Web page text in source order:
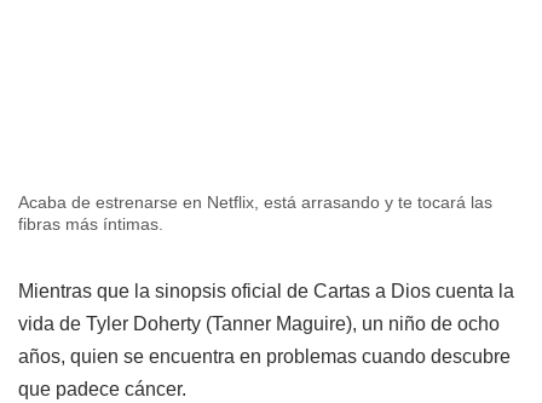
Acaba de estrenarse en Netflix, está arrasando y te tocará las
fibras más íntimas.
Mientras que la sinopsis oficial de Cartas a Dios cuenta la
vida de Tyler Doherty (Tanner Maguire), un niño de ocho
años, quien se encuentra en problemas cuando descubre
que padece cáncer.